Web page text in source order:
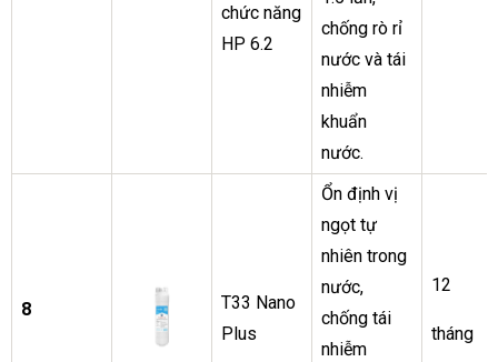
chức năng
HP 6.2
chống rò rỉ
nước và tái
nhiễm
khuẩn
nước.
8
T33 Nano
Plus
Ổn định vị
ngọt tự
nhiên trong
nước,
chống tái
nhiễm
12
tháng